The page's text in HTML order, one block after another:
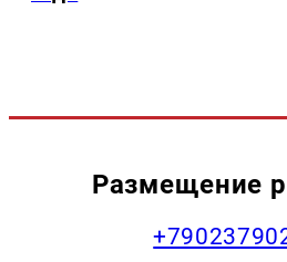
Размещение